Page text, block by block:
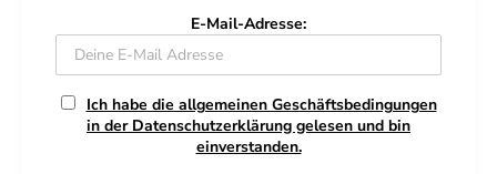
E-Mail-Adresse:
Ich habe die allgemeinen Geschäftsbedingungen
in der Datenschutzerklärung gelesen und bin
einverstanden.